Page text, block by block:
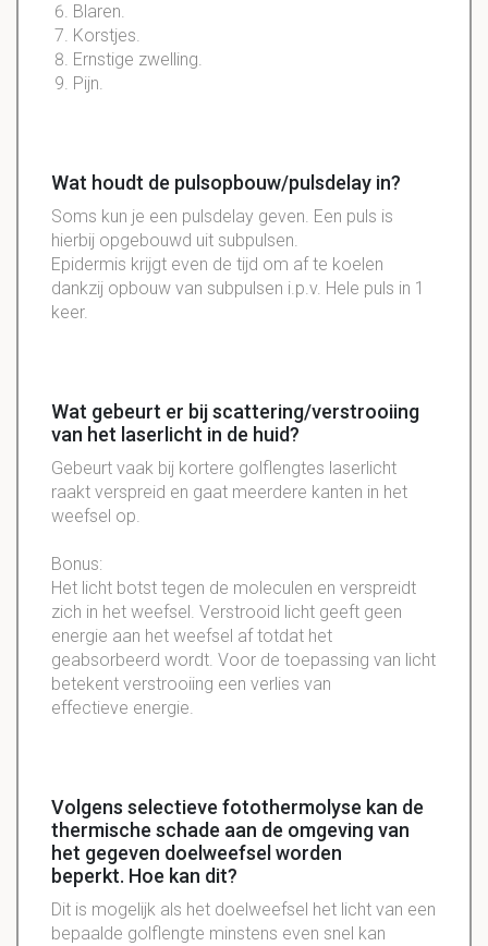
Blaren.
Korstjes.
Ernstige zwelling.
Pijn.
Wat houdt de pulsopbouw/pulsdelay in?
Soms kun je een pulsdelay geven. Een puls is
hierbij opgebouwd uit subpulsen.
Epidermis krijgt even de tijd om af te koelen
dankzij opbouw van subpulsen i.p.v. Hele puls in 1
keer.
Wat gebeurt er bij scattering/verstrooiing
van het laserlicht in de huid?
Gebeurt vaak bij kortere golflengtes laserlicht
raakt verspreid en gaat meerdere kanten in het
weefsel op.
Bonus:
Het licht botst tegen de moleculen en verspreidt
zich in het weefsel . Verstrooid licht geeft geen
energie aan het weefsel af totdat het
geabsorbeerd wordt. Voor de toepassing van licht
betekent verstrooiing een verlies van
effectieve energie.
Volgens selectieve fotothermolyse kan de
thermische schade aan de omgeving van
het gegeven doelweefsel worden
beperkt. Hoe kan dit?
Dit is mogelijk als het doelweefsel het licht van een
bepaalde golflengte minstens even snel kan